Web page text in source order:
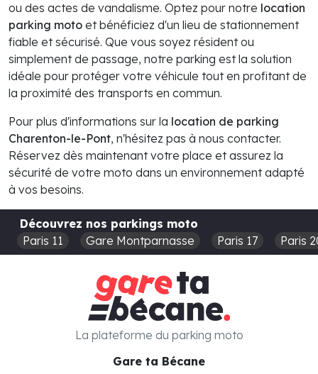
ou des actes de vandalisme. Optez pour notre location
parking moto et bénéficiez d'un lieu de stationnement
fiable et sécurisé. Que vous soyez résident ou
simplement de passage, notre parking est la solution
idéale pour protéger votre véhicule tout en profitant de
la proximité des transports en commun.
Pour plus d'informations sur la location de parking
Charenton-le-Pont, n'hésitez pas à nous contacter.
Réservez dès maintenant votre place et assurez la
sécurité de votre moto dans un environnement adapté
à vos besoins.
Découvrez nos parkings moto
Paris 11
Gare Montparnasse Paris 17 Paris
Gare ta Bécane
La plateforme du parking moto